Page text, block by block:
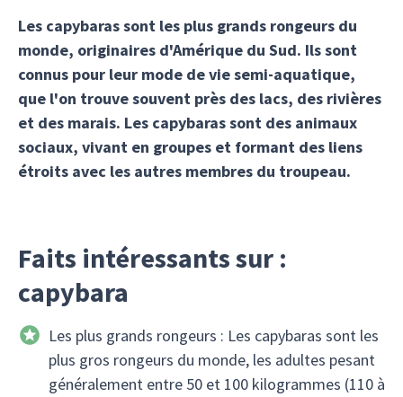
Les capybaras sont les plus grands rongeurs du
monde, originaires d'Amérique du Sud. Ils sont
connus pour leur mode de vie semi-aquatique,
que l'on trouve souvent près des lacs, des rivières
et des marais. Les capybaras sont des animaux
sociaux, vivant en groupes et formant des liens
étroits avec les autres membres du troupeau.
Faits intéressants sur :
capybara
Les plus grands rongeurs : Les capybaras sont les
plus gros rongeurs du monde, les adultes pesant
généralement entre 50 et 100 kilogrammes (110 à